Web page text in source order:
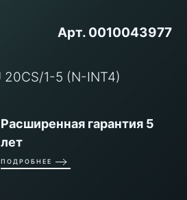
Арт. 0010043977
Расширенная гарантия 5
лет
ПОДРОБНЕЕ